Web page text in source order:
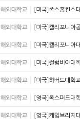
해외대학교 [미국]존스홉킨스
해외대학교 [미국]캘리포니아
해외대학교 [미국]캘리포니아
해외대학교 [미국]컬럼비아대
해외대학교 [미국]하버드대학
해외대학교 [영국]옥스퍼드대
해외대학교 [영국]케임브리지